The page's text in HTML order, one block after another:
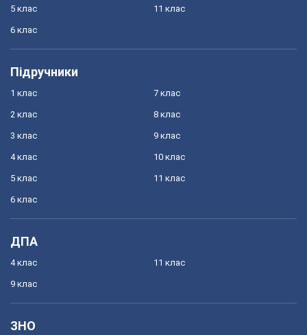
5 клас
6 клас
11 клас
Підручники
1 клас
2 клас
3 клас
4 клас
5 клас
6 клас
7 клас
8 клас
9 клас
10 клас
11 клас
ДПА
4 клас
9 клас
11 клас
ЗНО